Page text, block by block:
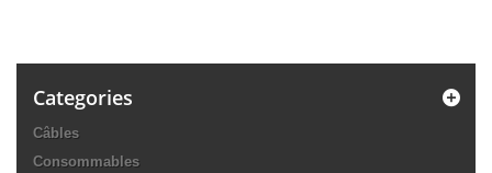
Categories
Câbles
Consommables